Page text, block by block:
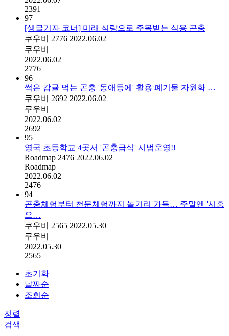
2391
97
[생글기자 코너] 미래 식량으로 주목받는 식용 곤충
쿠우비
2776 2022.06.02
쿠우비
2022.06.02
2776
96
썩은 감귤 먹는 곤충 '동애등에' 활용 폐기물 자원화 …
쿠우비
2692 2022.06.02
쿠우비
2022.06.02
2692
95
영국 초등학교 4곳서 '곤충급식' 시범운영!!
Roadmap 2476 2022.06.02
Roadmap
2022.06.02
2476
94
곤충체험부터 천문체험까지 놀거리 가득… 주말엔 '시흥
으…
쿠우비
2565 2022.05.30
쿠우비
2022.05.30
2565
초기화
날짜순
조회순
정렬
검색